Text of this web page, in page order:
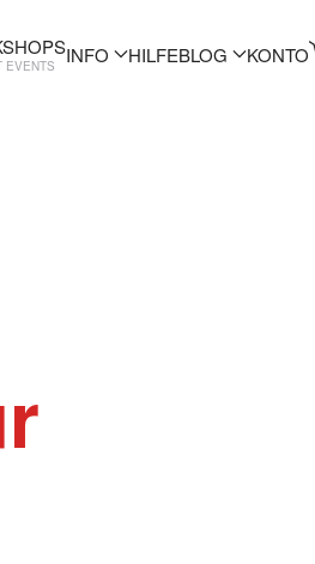
EVENTS INFO HILFEBLOG KONTO